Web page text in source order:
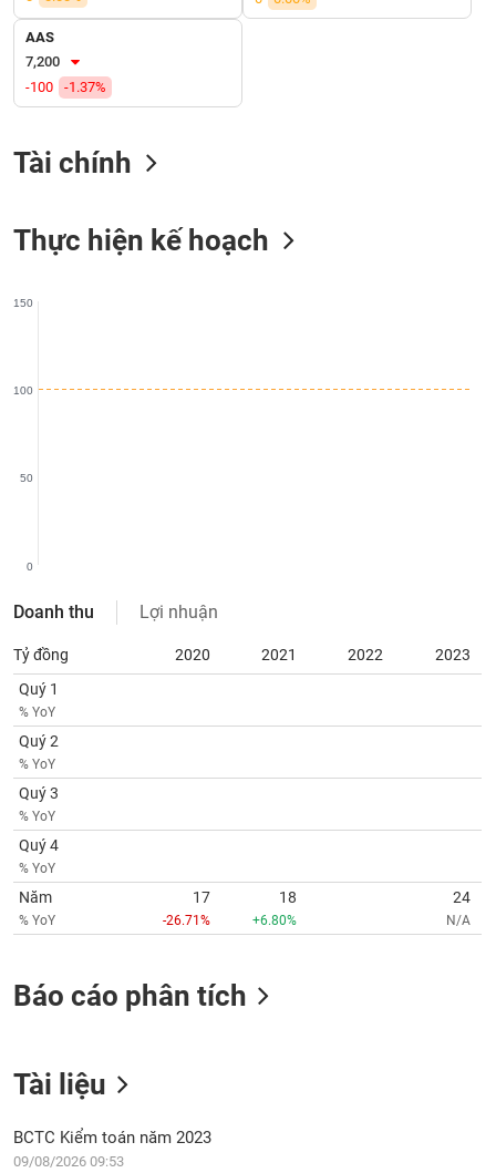
AAS
7,200
-100
-1.37%
Tài chính
Thực hiện kế hoạch
0
50
100
150
Doanh thu Lợi nhuận
Tỷ đồng 2020 2021 2022
2023
Quý 1
% YoY
Quý 2
% YoY
Quý 3
% YoY
Quý 4
% YoY
Năm
% YoY
17
-26.71%
18
+6.80%
24
N/A
Báo cáo phân tích
Tài liệu
BCTC Kiểm toán năm 2023
09/08/2026 09:53
SÓC
SỨC
KHỎE
TÀI
TIỆN
ÍCH
BẤT
ĐỘNG
SẢN
Mã
chứng
khoán
Tất cả Cổ phiếu Chỉ số
đạo
(-)
Tất cả Người nội bộ